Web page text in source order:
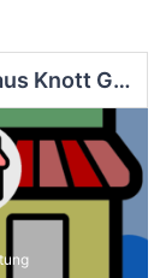
Autohaus Knott GmbH Finsterwalde